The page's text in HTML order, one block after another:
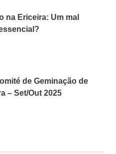
na Ericeira: Um mal
de Geminação de
– Set/Out 2025